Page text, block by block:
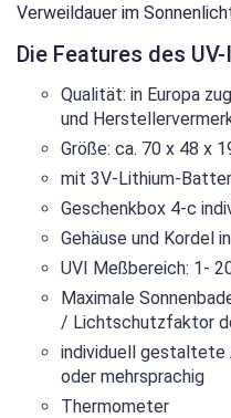
Verweildauer im
Die Features des
Qualität: in Europa
und
Größe: ca. 70 x 48 x
mit 3V-Lithium-
Geschenkbox 4-c
Gehäuse und Kordel
UVI Meßbereich: 1-
Maximale
/ Lichtschutzfaktor
individuell gestaltete
oder mehrsprachig
Thermometer